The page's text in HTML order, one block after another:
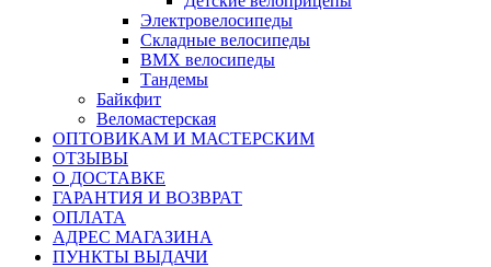
Электровелосипеды
Складные велосипеды
BMX велосипеды
Тандемы
Байкфит
Веломастерская
ОПТОВИКАМ И МАСТЕРСКИМ
ОТЗЫВЫ
О ДОСТАВКЕ
ГАРАНТИЯ И ВОЗВРАТ
ОПЛАТА
АДРЕС МАГАЗИНА
ПУНКТЫ ВЫДАЧИ